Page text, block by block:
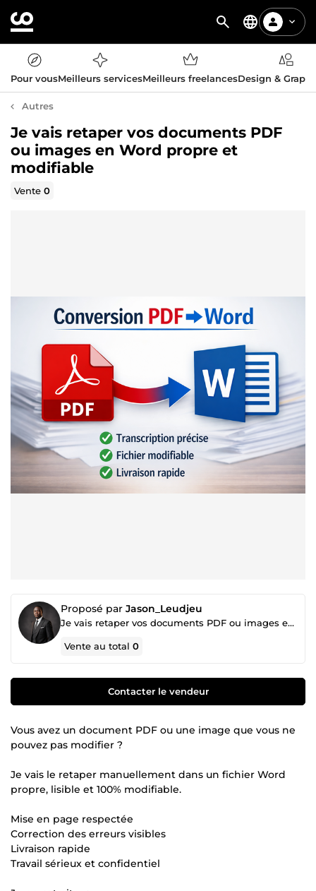
Pour vousMeilleurs servicesMeilleurs freelancesDesign &
Autres
Je vais retaper vos documents PDF
ou images en Word propre et
modifiable
Vente0
Proposé par Jason_Leudjeu
Je vais retaper vos documents PDF ou images en Word propre et modifiable
Vente au total0
Contacter le vendeur
Vous avez un document PDF ou une image que vous ne
pouvez pas modifier ?
Je vais le retaper manuellement dans un fichier Word
propre, lisible et 100% modifiable.
Mise en page respectée
Correction des erreurs visibles
Livraison rapide
Travail sérieux et confidentiel